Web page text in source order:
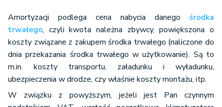
Amortyzacji podlega cena nabycia danego środka
trwałego, czyli kwota należna zbywcy, powiększona o
koszty związane z zakupem środka trwałego (naliczone do
dnia przekazania środka trwałego w użytkowanie). Są to
m.in. koszty transportu, załadunku i wyładunku,
ubezpieczenia w drodze, czy właśnie koszty montażu, itp.
W związku z powyższym, jeżeli jest Pan czynnym